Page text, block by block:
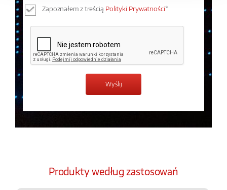
Zapoznałem z treścią Polityki Prywatności*
Produkty według zastosowań